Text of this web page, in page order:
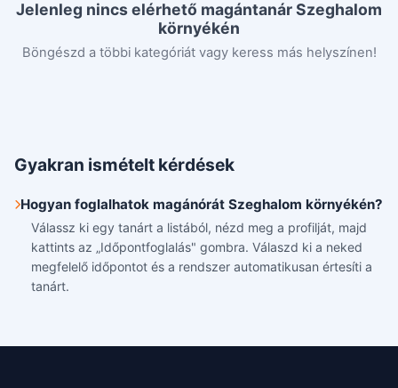
Jelenleg nincs elérhető magántanár Szeghalom
környékén
Böngészd a többi kategóriát vagy keress más helyszínen!
Gyakran ismételt kérdések
Hogyan foglalhatok magánórát Szeghalom környékén?
Válassz ki egy tanárt a listából, nézd meg a profilját, majd
kattints az „Időpontfoglalás" gombra. Válaszd ki a neked
megfelelő időpontot és a rendszer automatikusan értesíti a
tanárt.